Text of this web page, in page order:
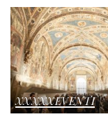
XXXXXEVENTI